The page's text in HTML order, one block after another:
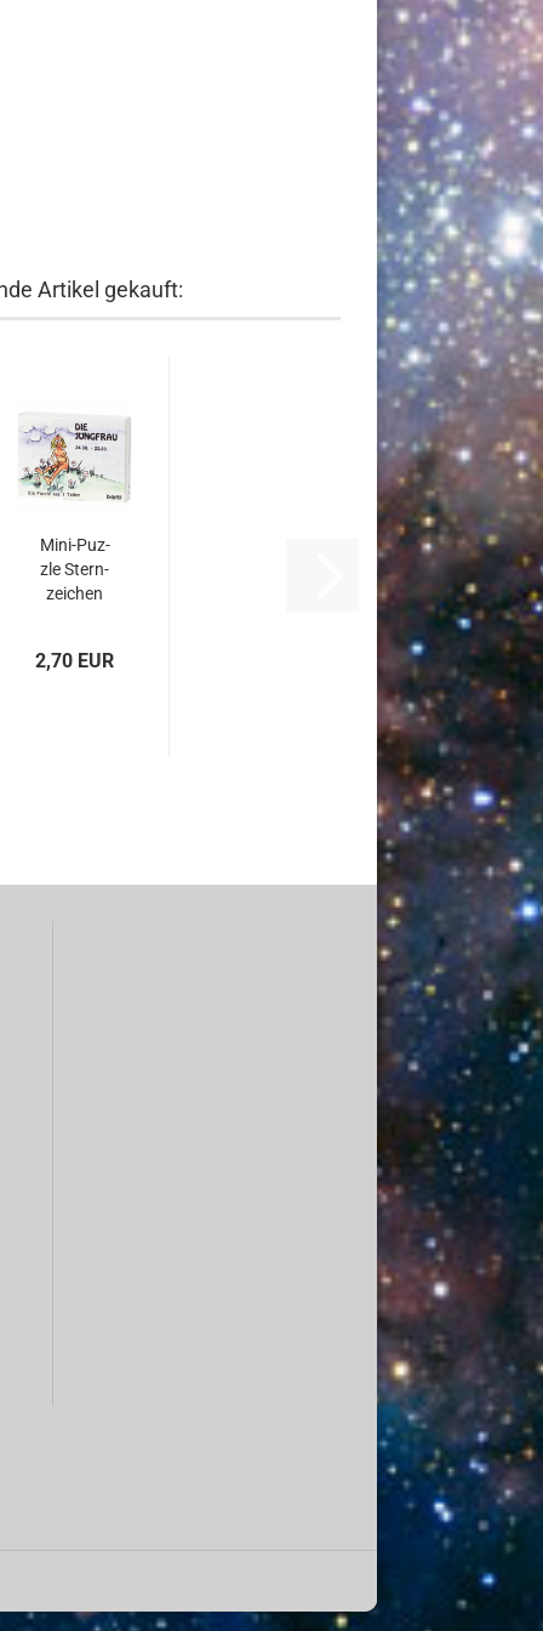
Artikel gekauft:
Mini-​Puz­
zle Stern­
zei­chen
2,70 EUR